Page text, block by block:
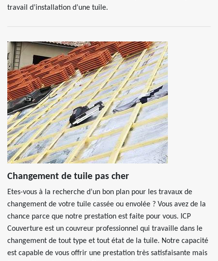
travail d’installation d’une tuile.
Changement de tuile pas cher
Etes-vous à la recherche d’un bon plan pour les travaux de
changement de votre tuile cassée ou envolée ? Vous avez de la
chance parce que notre prestation est faite pour vous. ICP
Couverture est un couvreur professionnel qui travaille dans le
changement de tout type et tout état de la tuile. Notre capacité
est capable de vous offrir une prestation très satisfaisante mais